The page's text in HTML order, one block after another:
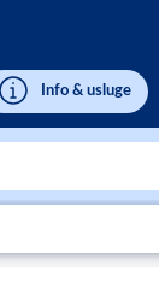
Info & usluge